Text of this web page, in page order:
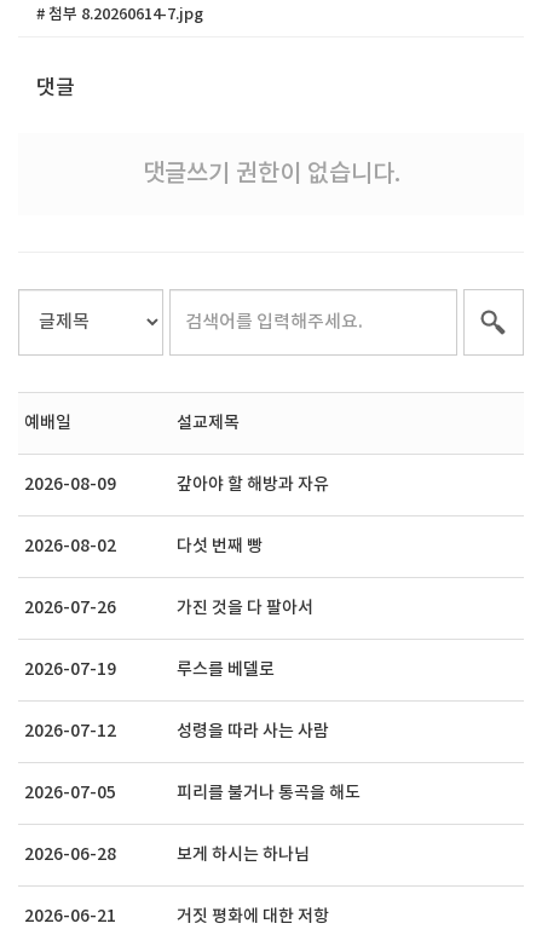
# 첨부 8.20260614-7.jpg
댓글
댓글쓰기 권한이 없습니다.
예배일 설교제목
2026-08-09 갚아야 할 해방과 자유
2026-08-02 다섯 번째 빵
2026-07-26 가진 것을 다 팔아서
2026-07-19 루스를 베델로
2026-07-12 성령을 따라 사는 사람
2026-07-05 피리를 불거나 통곡을 해도
2026-06-28 보게 하시는 하나님
2026-06-21 거짓 평화에 대한 저항